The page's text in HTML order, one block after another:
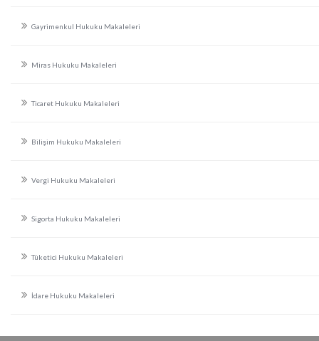
Gayrimenkul Hukuku Makaleleri
Miras Hukuku Makaleleri
Ticaret Hukuku Makaleleri
Bilişim Hukuku Makaleleri
Vergi Hukuku Makaleleri
Sigorta Hukuku Makaleleri
Tüketici Hukuku Makaleleri
İdare Hukuku Makaleleri